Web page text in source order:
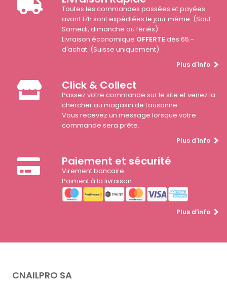
Toutes les commandes passées et payées
avant 17h sont expédiées le jour même. (Sauf
Samedi, dimanche ou fériés)
Livraison économique OFFERTEdès 65.-
d'achat. (Suisse uniquement)
Plus d'info
Click & Collect
Passez votre commande sur le site et venez la
chercher au magasin de Lausanne.
Vous recevez un message lorsque votre
commande sera prête.
Plus d'info
Paiement et sécurité
Virement bancaire.
Paiment à la livraison
Plus d'info
CNAILPRO SA